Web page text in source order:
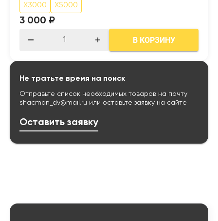
X3000 X5000
3 000 ₽
В КОРЗИНУ
Не тратьте время на поиск
Отправьте список необходимых товаров на почту
shacman_dv@mail.ru или оставьте заявку на сайте
Оставить заявку